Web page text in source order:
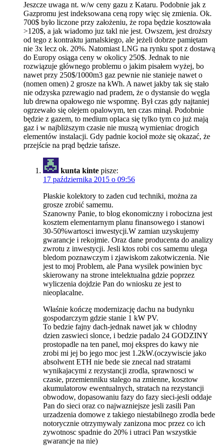
Jeszcze uwaga nt. w/w ceny gazu z Kataru. Podobnie jak z
Gazpromu jest indeksowana ceną ropy więc się zmienia. Ok.
700$ było liczone przy założeniu, że ropa będzie kosztowała
>120$, a jak wiadomo juz takl nie jest. Owszem, jest droższy
od tego z kontraktu jamalskiego, ale jeżeli dobrze pamiętam
nie 3x lecz ok. 20%. Natomiast LNG na rynku spot z dostawą
do Europy osiąga ceny w okolicy 250$. Jednak to nie
rozwiązuje głównego problemu o jakim pisałem wyżej, bo
nawet przy 250$/1000m3 gaz pewnie nie stanieje nawet o
(nomen omen) 2 grosze na kWh. A nawet jakby tak się stało
nie odzyska pzrewagio nad pradem, że o dystansie do węgla
lub drewna opałowego nie wspomnę. Był czas gdy najtaniej
ogrzewało się olejem opalowym, ten czas minął. Podobnie
będzie z gazem, to medium oplaca się tylko tym co już mają
gaz i w najbliższym czasie nie muszą wymieniac drogich
elementów instalacji. Gdy padnie kocioł może się okazać, że
przejście na prąd będzie tańsze.
kunta kinte pisze:
17 października 2015 o 09:56
Płaskie kolektory to zaden cud techniki, można za
grosze zrobić samemu.
Szanowny Panie, to blog ekonomiczny i robocizna jest
kosztem elementarnym planu finansowego i stanowi
30-50%wartosci inwestycji.W zamian uzyskujemy
gwarancje i rekojmie. Oraz dane producenta do analizy
zwrotu z inwestycji. Jesli ktos robi cos samemu ulega
bledom poznawczym i zjawiskom zakotwiczenia. Nie
jest to moj Problem, ale Pana wysilek powinien byc
skierowany na strone intelektualna gdzie poprzez
wyliczenia dojdzie Pan do wniosku ze jest to
nieoplacalne.
Właśnie kończę modernizację dachu na budynku
gospodarczym gdzie stanie 1 kW PV.
To bedzie fajny dach-jednak nawet jak w chlodny
dzien zaswieci slonce, i bedzie padalo 24 GODZINY
prostopadle na ten panel, moj ekspres do kawy nie
zrobi mi jej bo jego moc jest 1.2kW.(oczywiscie jako
absolwent ETH nie bede sie znecal nad stratami
wynikajacymi z rezystancji zrodla, sprawnosci w
czasie, przemienniku stalego na zmienne, kosztow
akumulatorow ewentualnych, stratach na rezystancji
obwodow, dopasowaniu fazy do fazy sieci-jesli oddaje
Pan do sieci oraz co najwazniejsze jesli zasili Pan
urzadzenia domowe z takiego niestabilnego zrodla bede
notorycznie otrzymywaly zanizona moc przez co ich
zywotnosc spadnie do 20% i utraci Pan wszystkie
gwarancje na nie)